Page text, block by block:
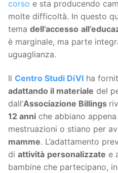
corso e sta producendo
molte difficoltà. In questo
tema dell’accesso
è marginale, ma parte
uguaglianza.
Il Centro Studi DiVI ha
adattando il materiale del
dall’Associazione Billings
12 anni che abbiano
mestruazioni o stiano per
mamme. L’adattamento
di attività personalizzate e
bambine che partecipano,